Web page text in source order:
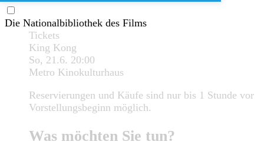
Die Nationalbibliothek des Films
Tickets
King Kong
So, 21.6. 20:00
Metro Kinokulturhaus
Reservierungen und Käufe sind nur bis 1 Stunde vor
Vorstellungsbeginn möglich.
Was möchten Sie tun?